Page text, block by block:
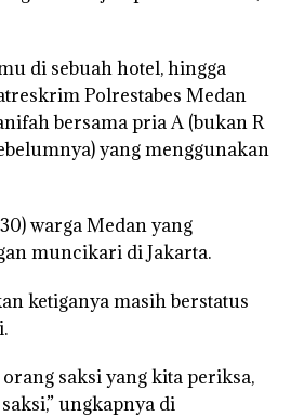
di sebuah hotel, hingga
Polrestabes Medan
bersama pria A (bukan R
yang menggunakan
warga Medan yang
muncikari di Jakarta.
ketiganya masih berstatus
saksi yang kita periksa,
ungkapnya di